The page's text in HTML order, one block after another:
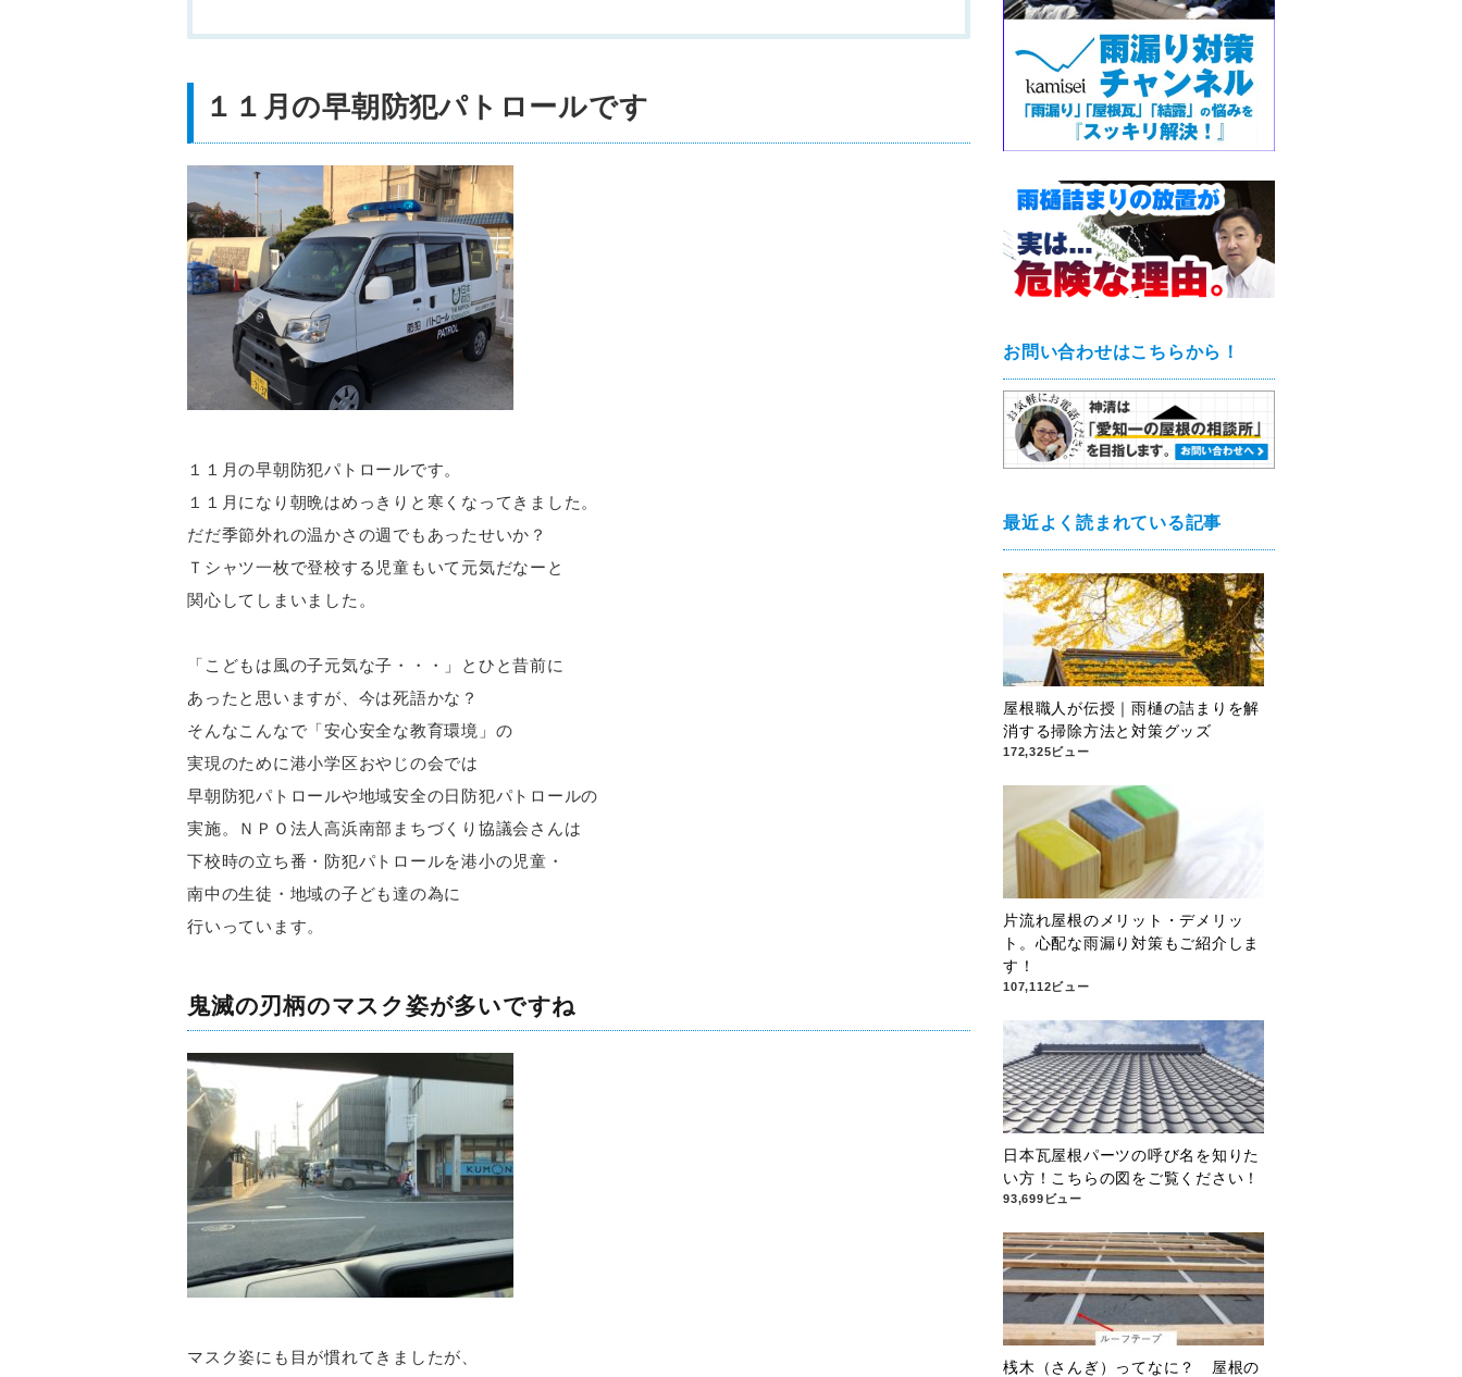
１１月の早朝防犯パトロールです
１１月の早朝防犯パトロールです。
１１月になり朝晩はめっきりと寒くなってきました。
だだ季節外れの温かさの週でもあったせいか？
Ｔシャツ一枚で登校する児童もいて元気だなーと
関心してしまいました。
「こどもは風の子元気な子・・・」とひと昔前に
あったと思いますが、今は死語かな？
そんなこんなで「安心安全な教育環境」の
実現のために港小学区おやじの会では
早朝防犯パトロールや地域安全の日防犯パトロールの
実施。ＮＰＯ法人高浜南部まちづくり協議会さんは
下校時の立ち番・防犯パトロールを港小の児童・
南中の生徒・地域の子ども達の為に
行いっています。
鬼滅の刃柄のマスク姿が多いですね
マスク姿にも目が慣れてきましたが、
お問い合わせはこちらから！
最近よく読まれている記事
屋根職人が伝授｜雨樋の詰まりを解
消する掃除方法と対策グッズ
172,325ビュー
片流れ屋根のメリット・デメリッ
ト。心配な雨漏り対策もご紹介しま
す！
107,112ビュー
日本瓦屋根パーツの呼び名を知りた
い方！こちらの図をご覧ください！
93,699ビュー
桟木（さんぎ）ってなに？ 屋根の